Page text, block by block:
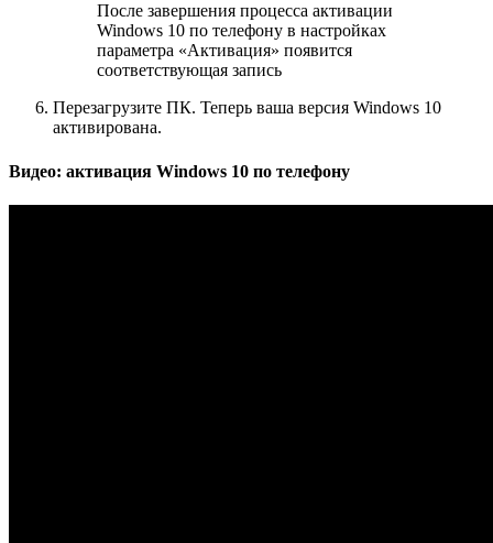
После завершения процесса активации
Windows 10 по телефону в настройках
параметра «Активация» появится
соответствующая запись
Перезагрузите ПК. Теперь ваша версия Windows 10
активирована.
Видео: активация Windows 10 по телефону